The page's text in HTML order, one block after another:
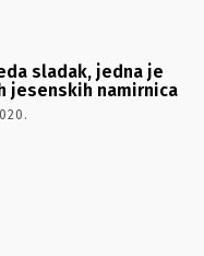
sladak, jedna je
jesenskih namirnica